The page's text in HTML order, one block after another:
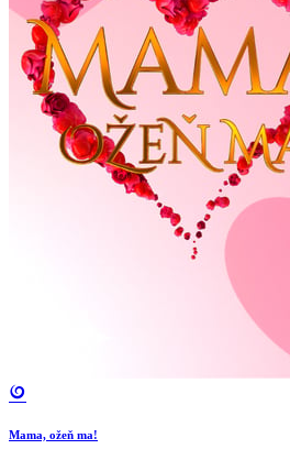
Mama, ožeň ma!